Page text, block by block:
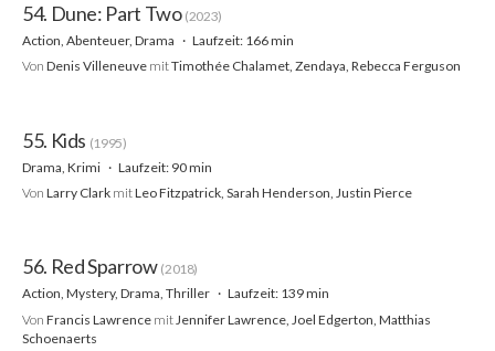
54. Dune: Part Two (2023)
Action, Abenteuer, Drama
Laufzeit: 166 min
Von Denis Villeneuve mitTimothée Chalamet, Zendaya, Rebecca Ferguson
55. Kids (1995)
Drama, Krimi
Laufzeit: 90 min
Von Larry Clark mitLeo Fitzpatrick, Sarah Henderson, Justin Pierce
56. Red Sparrow (2018)
Action, Mystery, Drama, Thriller
Laufzeit: 139 min
Von Francis Lawrence mit Jennifer Lawrence, Joel Edgerton, Matthias
Schoenaerts